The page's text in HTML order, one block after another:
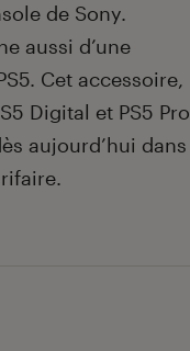
de Sony.
aussi d’une
Cet accessoire,
Digital et PS5 Pro
aujourd’hui dans